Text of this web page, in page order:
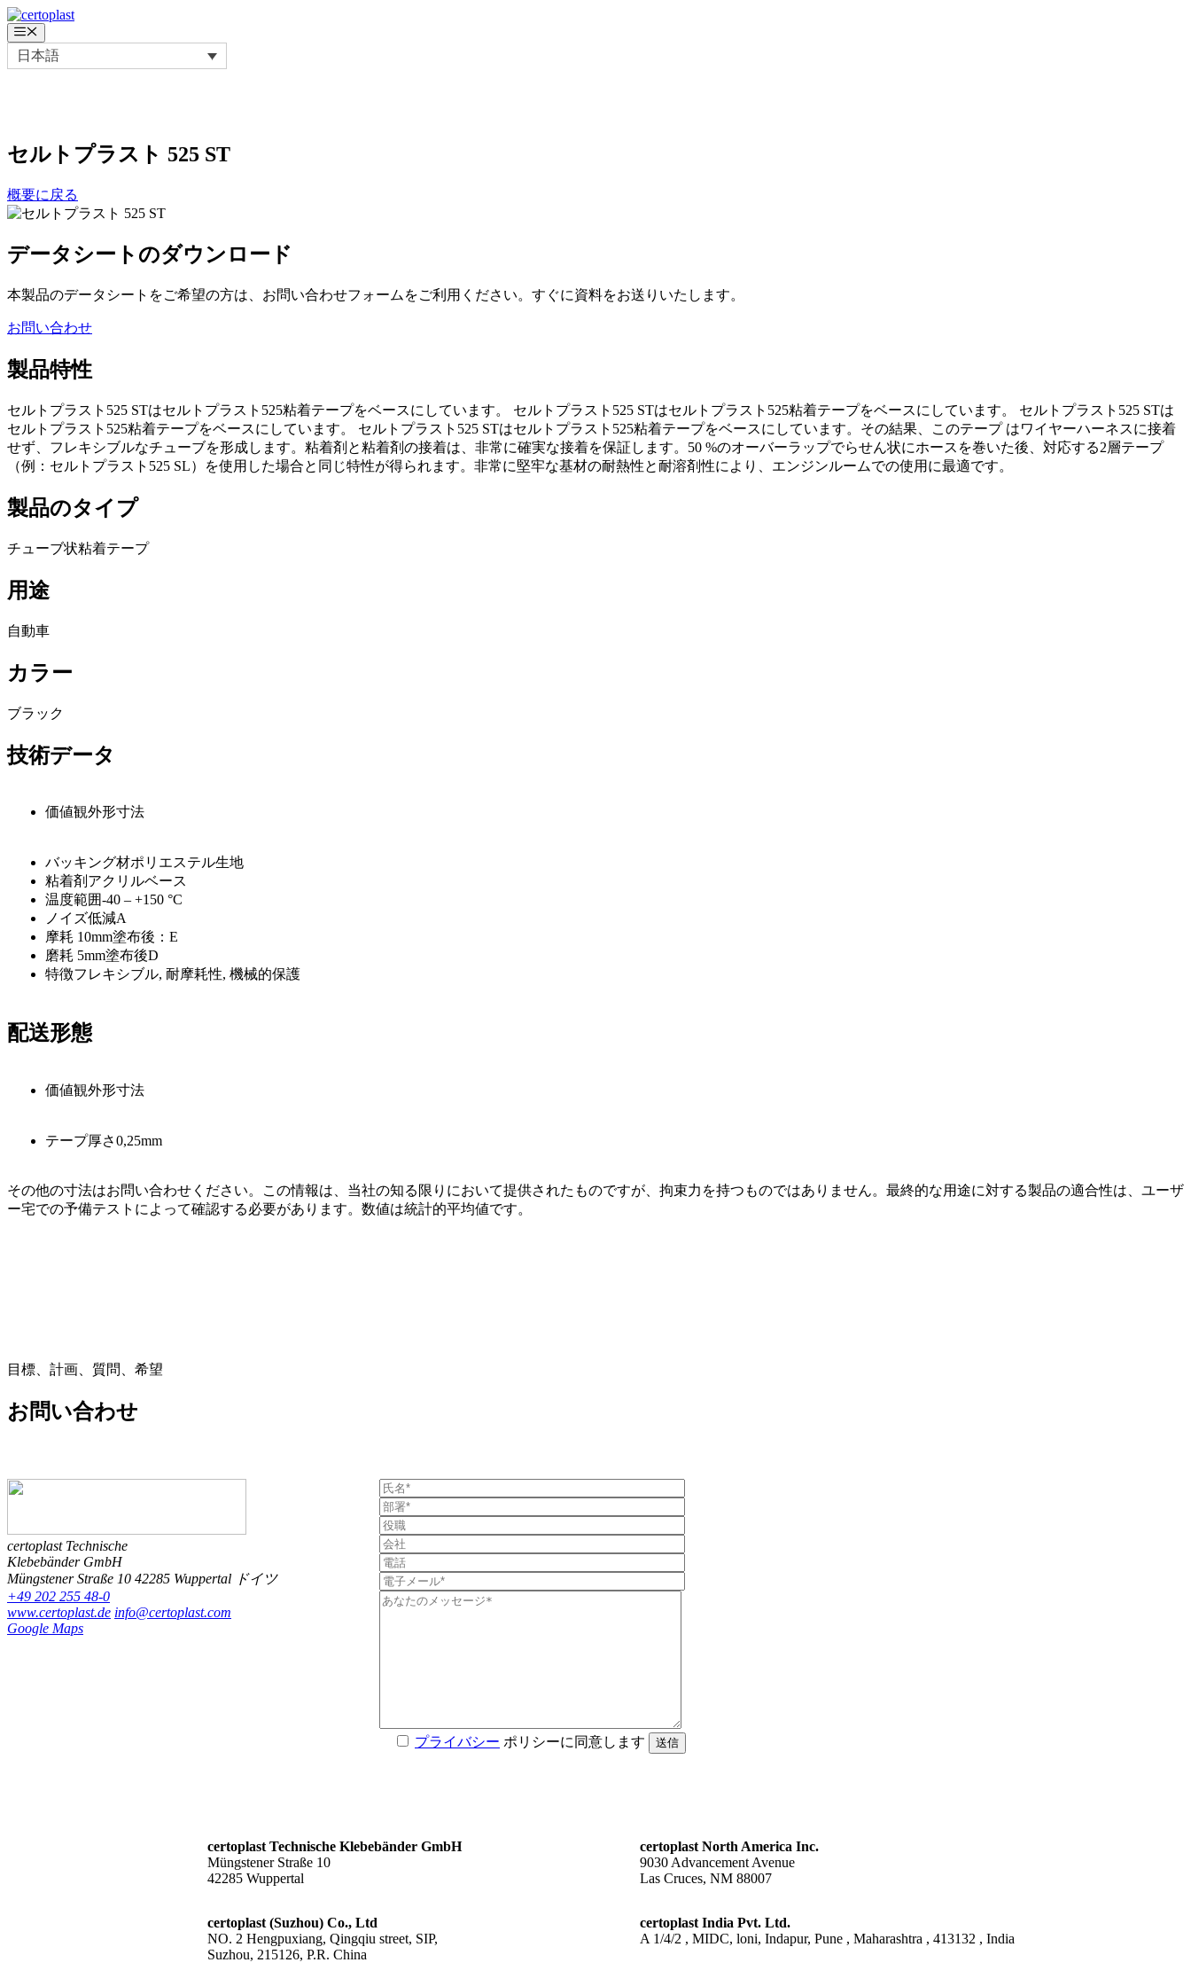
コ
ン
テ
ン
キ
ッ
メ
ニ
ュ
日本語
セルトプラスト 525 ST
概要に戻る
データシートのダウンロード
本製品のデータシートをご希望の方は、お問い合わせフォームをご利用ください。すぐに資料をお送りいたします。
お問い合わせ
製品特性
セルトプラスト525 STはセルトプラスト525粘着テープをベースにしています。 セルトプラスト525 STはセルトプラスト525粘着テープをベースにしています。 セルトプラスト525 STは
セルトプラスト525粘着テープをベースにしています。 セルトプラスト525 STはセルトプラスト525粘着テープをベースにしています。その結果、このテープ はワイヤーハーネスに接着
せず、フレキシブルなチューブを形成します。粘着剤と粘着剤の接着は、非常に確実な接着を保証します。50 %のオーバーラップでらせん状にホースを巻いた後、対応する2層テープ
（例：セルトプラスト525 SL）を使用した場合と同じ特性が得られます。非常に堅牢な基材の耐熱性と耐溶剤性により、エンジンルームでの使用に最適です。
製品のタイプ
チューブ状粘着テープ
用途
自動車
カラー
ブラック
技術データ
価値観外形寸法
バッキング材ポリエステル生地
粘着剤 アクリルベース
温度範囲-40 – +150 °C
ノイズ低減A
摩耗 10mm塗布後：E
磨耗 5mm塗布後D
特徴フレキシブル, 耐摩耗性, 機械的保護
配送形態
価値観外形寸法
テープ厚さ0,25mm
その他の寸法はお問い合わせください。この情報は、当社の知る限りにおいて提供されたものですが、拘束力を持つものではありません。最終的な用途に対する製品の適合性は、ユーザ
ー宅での予備テストによって確認する必要があります。数値は統計的平均値です。
目標、計画、質問、希望
お問い合わせ
certoplast Technische
Klebebänder GmbH
Müngstener Straße 10 42285 Wuppertal ドイツ
+49 202 255 48-0
www.certoplast.de info@certoplast.com
Google Maps
プライバシー ポリシーに同意します 送信
certoplast Technische Klebebänder GmbH
Müngstener Straße 10
42285 Wuppertal
certoplast North America Inc.
9030 Advancement Avenue
Las Cruces, NM 88007
certoplast (Suzhou) Co., Ltd
NO. 2 Hengpuxiang, Qingqiu street, SIP,
Suzhou, 215126, P.R. China
certoplast India Pvt. Ltd.
A 1/4/2 , MIDC, loni, Indapur, Pune , Maharashtra , 413132 , India